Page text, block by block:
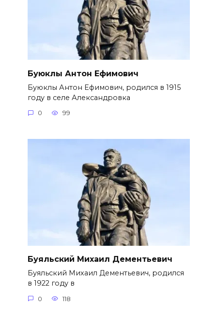
Буюклы Антон Ефимович
Буюклы Антон Ефимович, родился в 1915
году в селе Александровка
0 99
Буяльский Михаил Дементьевич
Буяльский Михаил Дементьевич, родился
в 1922 году в
0 118